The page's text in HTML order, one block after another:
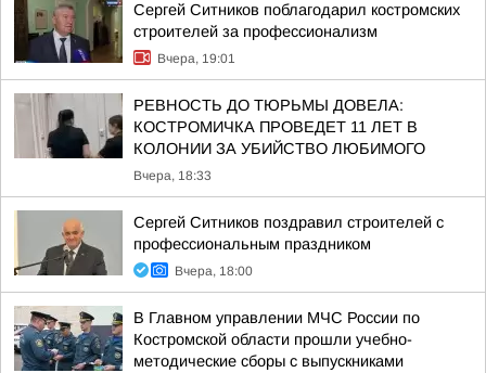
Сергей Ситников поблагодарил костромских
строителей за профессионализм
Вчера, 19:01
РЕВНОСТЬ ДО ТЮРЬМЫ ДОВЕЛА:
КОСТРОМИЧКА ПРОВЕДЕТ 11 ЛЕТ В
КОЛОНИИ ЗА УБИЙСТВО ЛЮБИМОГО
Вчера, 18:33
Сергей Ситников поздравил строителей с
профессиональным праздником
Вчера, 18:00
В Главном управлении МЧС России по
Костромской области прошли учебно-
методические сборы с выпускниками